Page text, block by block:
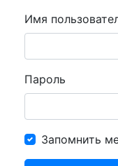
Имя
Пароль
Запомнить